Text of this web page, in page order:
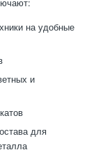
на удобные
и
для